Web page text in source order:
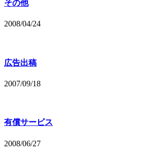
その他
2008/04/24
広告出稿
2007/09/18
有償サービス
2008/06/27